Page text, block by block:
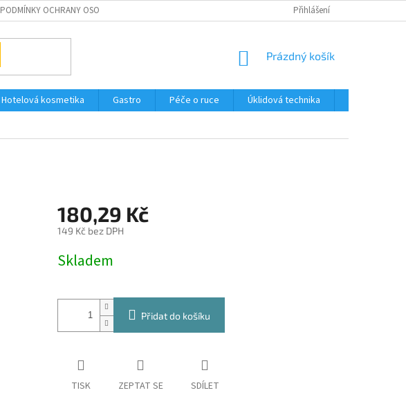
PODMÍNKY OCHRANY OSOBNÍCH ÚDAJŮ Přihlášení
NÁKUPNÍ
Prázdný košík
Hotelová kosmetika Gastro Péče o ruce Úklidová technika
180,29 Kč
149 Kč bez DPH
cena:
Skladem
Přidat do košíku
TISK ZEPTAT SE SDÍLET